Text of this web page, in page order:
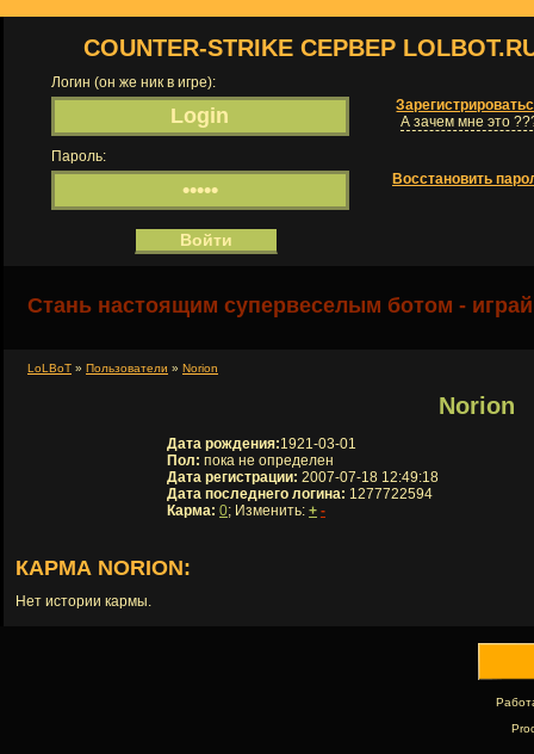
COUNTER-STRIKE СЕРВЕР
Логин (он же ник в игре):
А зачем мне это
Пароль:
Восстановить
Стань настоящим супервеселым ботом -
LoLBoT » Пользователи » Norion
Norion
Дата рождения:1921-03-01
Пол: пока не определен
Дата регистрации: 2007-07-18 12:49:18
Дата последнего логина: 1277722594
Карма: 0; Изменить: + -
КАРМА NORION:
Нет истории кармы.